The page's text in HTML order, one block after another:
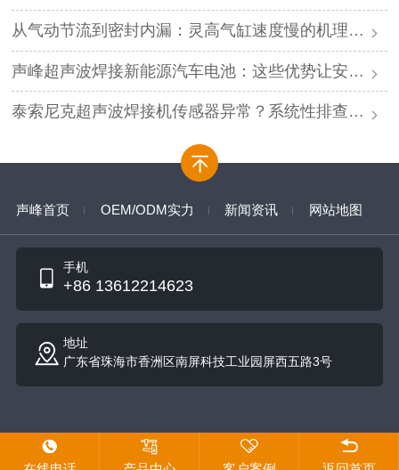
从气动节流到密封内漏：灵高气缸速度慢的机理分析与专业修复
声峰超声波焊接新能源汽车电池：这些优势让安全与效率兼得
泰索尼克超声波焊接机传感器异常？系统性排查与专业解决方案
声峰首页 OEM/ODM实力 新闻资讯 网站地图
手机
+86 13612214623
地址
广东省珠海市香洲区南屏科技工业园屏西五路3号